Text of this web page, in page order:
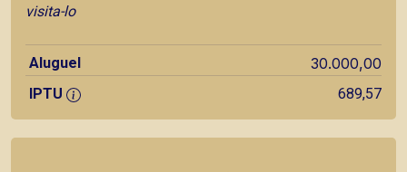
visita-lo
Aluguel 30.000,00
IPTU 689,57